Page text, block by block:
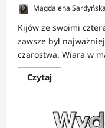
Magdalena
Kijów ze swoimi
zawsze był
czarostwa. Wiara w
CzytajDowiedz
się
Stolica
magii